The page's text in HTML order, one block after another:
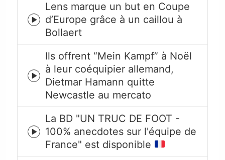
Episode
play
icon
Lens marque un but en Coupe
d’Europe grâce à un caillou à
Bollaert
Episode
play
icon
Ils offrent “Mein Kampf” à Noël
à leur coéquipier allemand,
Dietmar Hamann quitte
Newcastle au mercato
Episode
play
icon
La BD "UN TRUC DE FOOT -
100% anecdotes sur l'équipe de
France" est disponible